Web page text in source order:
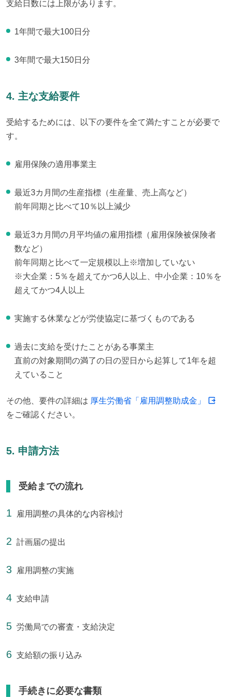
支給日数には上限があります。
1年間で最大100日分
3年間で最大150日分
4. 主な支給要件
受給するためには、以下の要件を全て満たすことが必要で
す。
雇用保険の適用事業主
最近3カ月間の生産指標（生産量、売上高など）
前年同期と比べて10％以上減少
最近3カ月間の月平均値の雇用指標（雇用保険被保険者
数など）
前年同期と比べて一定規模以上※増加していない
※大企業：5％を超えてかつ6人以上、中小企業：10％を
超えてかつ4人以上
実施する休業などが労使協定に基づくものである
過去に支給を受けたことがある事業主
直前の対象期間の満了の日の翌日から起算して1年を超
えていること
その他、要件の詳細は 厚生労働省「雇用調整助成金」
をご確認ください。
5. 申請方法
受給までの流れ
雇用調整の具体的な内容検討
計画届の提出
雇用調整の実施
支給申請
労働局での審査・支給決定
支給額の振り込み
手続きに必要な書類